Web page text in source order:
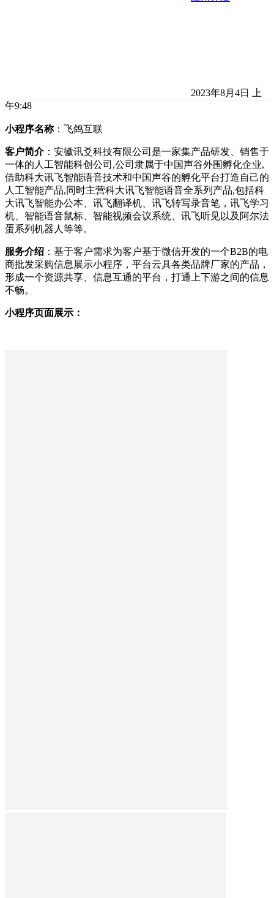
2023年8月4日 上
午9:48
小程序名称：飞鸽互联
客户简介：安徽讯爻科技有限公司是一家集产品研发、销售于
一体的人工智能科创公司,公司隶属于中国声谷外围孵化企业,
借助科大讯飞智能语音技术和中国声谷的孵化平台打造自己的
人工智能产品,同时主营科大讯飞智能语音全系列产品,包括科
大讯飞智能办公本、讯飞翻译机、讯飞转写录音笔，讯飞学习
机、智能语音鼠标、智能视频会议系统、讯飞听见以及阿尔法
蛋系列机器人等等。
服务介绍 ：基于客户需求为客户基于微信开发的一个B2B的电
商批发采购信息展示小程序，平台云具各类品牌厂家的产品，
形成一个资源共享、信息互通的平台，打通上下游之间的信息
不畅。
小程序页面展示：